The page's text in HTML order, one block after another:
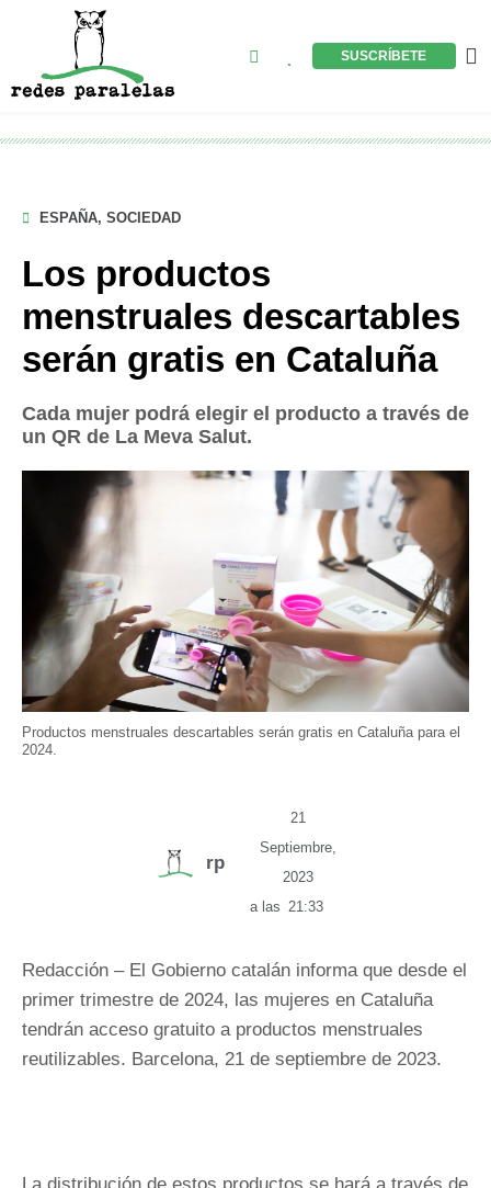
BuscarSUSCRÍBETE
ESPAÑA, SOCIEDAD
Los productos
menstruales descartables
serán gratis en Cataluña
Cada mujer podrá elegir el producto a través de
un QR de La Meva Salut.
Productos menstruales descartables serán gratis en Cataluña para el
2024.
rp
21
Septiembre,
2023
a las 21:33
Redacción – El Gobierno catalán informa que desde el
primer trimestre de 2024, las mujeres en Cataluña
tendrán acceso gratuito a productos menstruales
reutilizables. Barcelona, 21 de septiembre de 2023.